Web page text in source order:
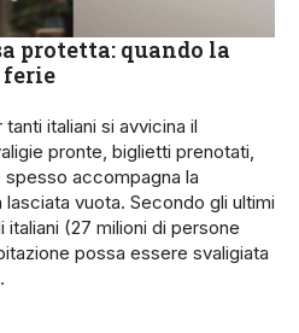
protetta: quando la
ferie
tanti italiani si avvicina il
pronte, biglietti prenotati,
accompagna la
vuota. Secondo gli ultimi
(27 milioni di persone
possa essere svaligiata